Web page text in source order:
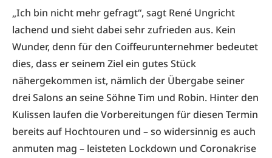
„Ich bin nicht mehr gefragt“, sagt René Ungricht
lachend und sieht dabei sehr zufrieden aus. Kein
Wunder, denn für den Coiffeurunternehmer bedeutet
dies, dass er seinem Ziel ein gutes Stück
nähergekommen ist, nämlich der Übergabe seiner
drei Salons an seine Söhne Tim und Robin. Hinter den
Kulissen laufen die Vorbereitungen für diesen Termin
bereits auf Hochtouren und – so widersinnig es auch
anmuten mag – leisteten Lockdown und Coronakrise